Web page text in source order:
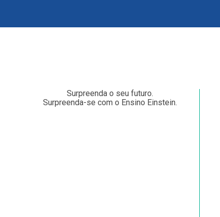
Surpreenda o seu futuro.
Surpreenda-se com o Ensino Einstein.